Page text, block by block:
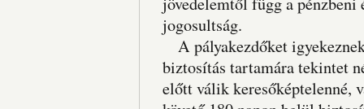
jogosultság.
A pályakezdőket
biztosítás tartamára tekintet
előtt válik keresőképtelenné,